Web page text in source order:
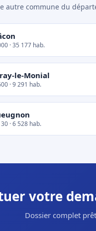
autre commune du
· 35 177 hab.
le-Monial
· 9 291 hab.
· 6 528 hab.
votre
Dossier complet